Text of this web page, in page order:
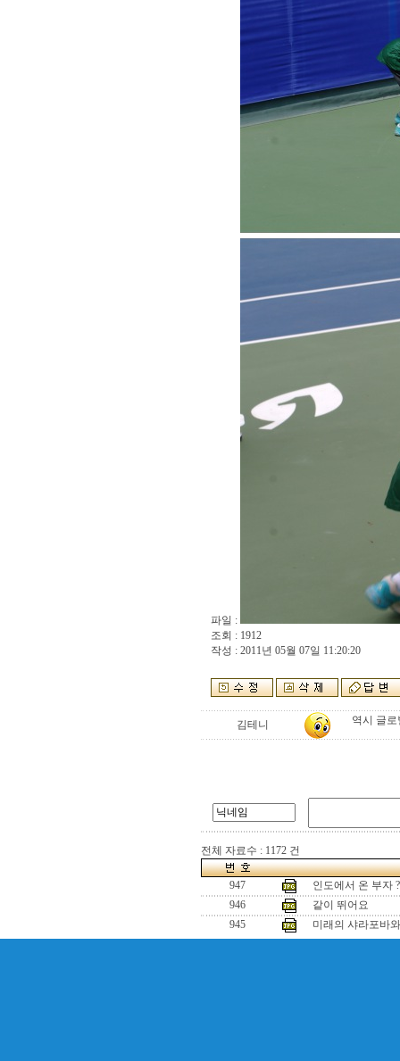
파일 :
조회 : 1912
작성 : 2011년 05월 07일 11:20:20
김테니 역시 글
전체 자료수 : 1172 건
947
인도에서 온 부자
946
같이 뛰어요
945
미래의 샤라포바